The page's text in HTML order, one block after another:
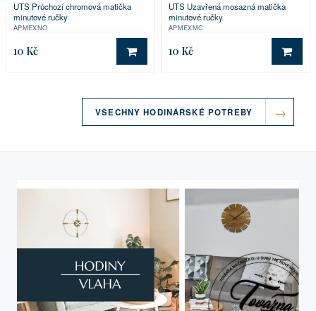
UTS Průchozí chromová matička
minutové ručky
APMEXNO
10 Kč DO KOŠÍKU
UTS Uzavřená mosazná matička
minutové ručky
APMEXMC
10 Kč DO
VŠECHNY HODINÁŘSKÉ POTŘEBY